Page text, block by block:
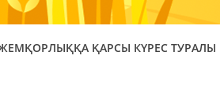
ҚАРСЫ КҮРЕС ТУРАЛЫ